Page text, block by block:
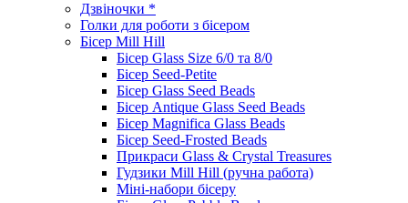
Дзвіночки *
Голки для роботи з бісером
Бісер Mill Hill
Бісер Glass Size 6/0 та 8/0
Бісер Seed-Petite
Бісер Glass Seed Beads
Бісер Antique Glass Seed Beads
Бісер Magnifica Glass Beads
Бісер Seed-Frosted Beads
Прикраси Glass & Crystal Treasures
Гудзики Mill Hill (ручна работа)
Міні-набори бісеру